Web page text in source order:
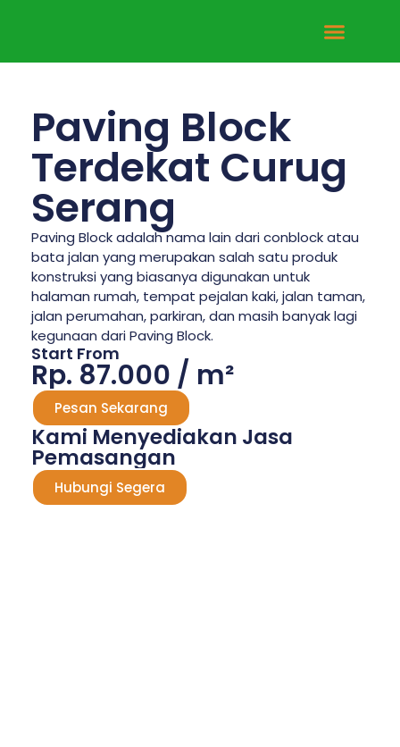
Paving Block
Terdekat Curug
Serang
Paving Block adalah nama lain dari conblock atau
bata jalan yang merupakan salah satu produk
konstruksi yang biasanya digunakan untuk
halaman rumah, tempat pejalan kaki, jalan taman,
jalan perumahan, parkiran, dan masih banyak lagi
kegunaan dari Paving Block.
Start From
Rp. 87.000 / m²
Pesan Sekarang
Kami Menyediakan Jasa
Pemasangan
Hubungi Segera